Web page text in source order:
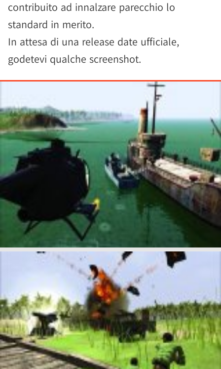
contribuito ad innalzare parecchio lo
standard in merito.
In attesa di una release date ufficiale,
godetevi qualche screenshot.